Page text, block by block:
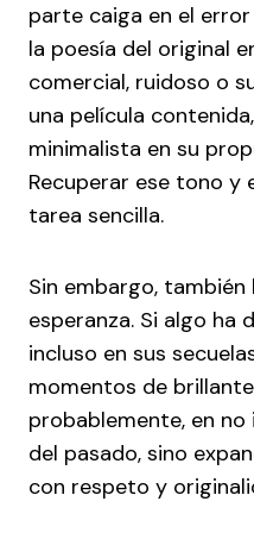
parte caiga en el
la poesía del original
comercial, ruidoso o
una película
minimalista en su
Recuperar ese tono y
tarea sencilla.
Sin embargo,
esperanza. Si algo ha
incluso en sus
momentos de
probablemente, en
del pasado, sino
con respeto y